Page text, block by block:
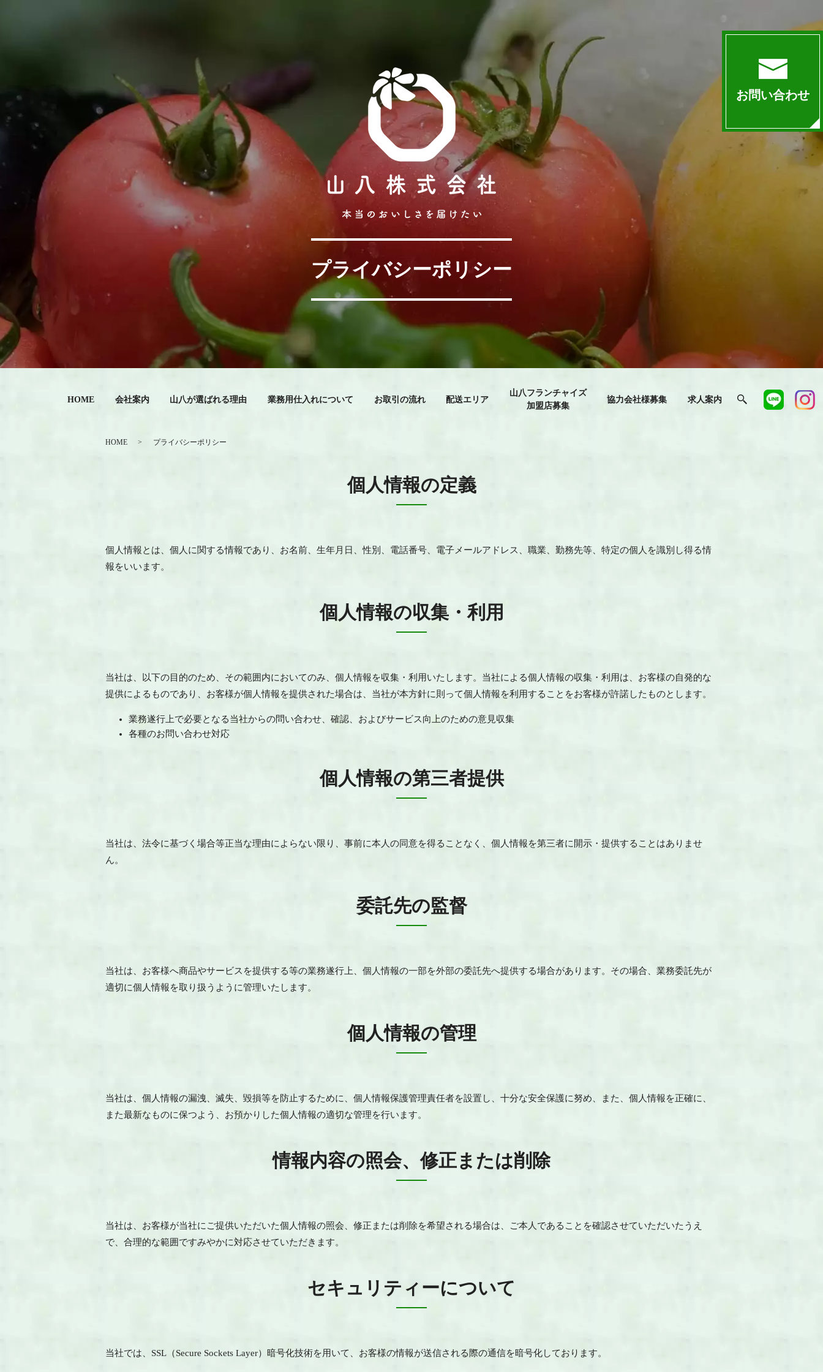
HOME 会社案内 山八が選ばれる理由 業務用仕入れについて お取引の流れ 配送エリア
山八フランチャイズ
加盟店募集
協力会社様募集 求人案内
プライバシーポリシー
HOME プライバシーポリシー
個人情報の定義
個人情報とは、個人に関する情報であり、お名前、生年月日、性別、電話番号、電子メールアドレス、職業、勤務先等、特定の個人を識別し得る情
報をいいます。
個人情報の収集・利用
当社は、以下の目的のため、その範囲内においてのみ、個人情報を収集・利用いたします。当社による個人情報の収集・利用は、お客様の自発的な
提供によるものであり、お客様が個人情報を提供された場合は、当社が本方針に則って個人情報を利用することをお客様が許諾したものとします。
業務遂行上で必要となる当社からの問い合わせ、確認、およびサービス向上のための意見収集
各種のお問い合わせ対応
個人情報の第三者提供
当社は、法令に基づく場合等正当な理由によらない限り、事前に本人の同意を得ることなく、個人情報を第三者に開示・提供することはありませ
ん。
委託先の監督
当社は、お客様へ商品やサービスを提供する等の業務遂行上、個人情報の一部を外部の委託先へ提供する場合があります。その場合、業務委託先が
適切に個人情報を取り扱うように管理いたします。
個人情報の管理
当社は、個人情報の漏洩、滅失、毀損等を防止するために、個人情報保護管理責任者を設置し、十分な安全保護に努め、また、個人情報を正確に、
また最新なものに保つよう、お預かりした個人情報の適切な管理を行います。
情報内容の照会、修正または削除
当社は、お客様が当社にご提供いただいた個人情報の照会、修正または削除を希望される場合は、ご本人であることを確認させていただいたうえ
で、合理的な範囲ですみやかに対応させていただきます。
セキュリティーについて
当社では、SSL（Secure Sockets Layer）暗号化技術を用いて、お客様の情報が送信される際の通信を暗号化しております。
お問い合わせ